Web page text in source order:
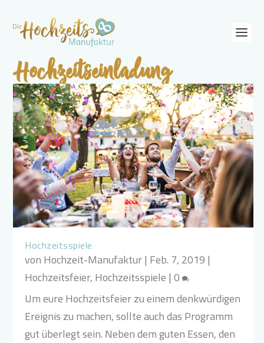
Hochzeitseinladung
Hochzeitsspiele
von Hochzeit-Manufaktur| Feb. 7, 2019 |
Hochzeitsfeier, Hochzeitsspiele |0
Um eure Hochzeitsfeier zu einem denkwürdigen
Ereignis zu machen, sollte auch das Programm
gut überlegt sein. Neben dem guten Essen, den